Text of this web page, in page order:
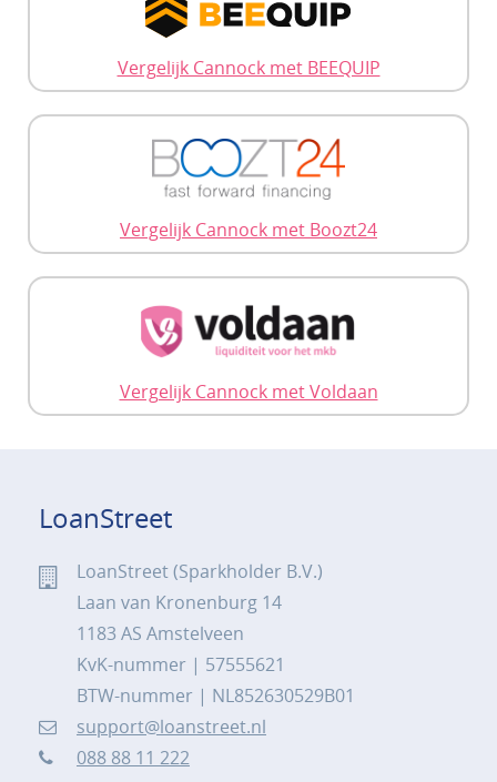
Vergelijk Cannock met BEEQUIP
Vergelijk Cannock met Boozt24
Vergelijk Cannock met Voldaan
LoanStreet
LoanStreet (Sparkholder B.V.)
Laan van Kronenburg 14
1183 AS Amstelveen
KvK-nummer | 57555621
BTW-nummer | NL852630529B01
support@loanstreet.nl
088 88 11 222